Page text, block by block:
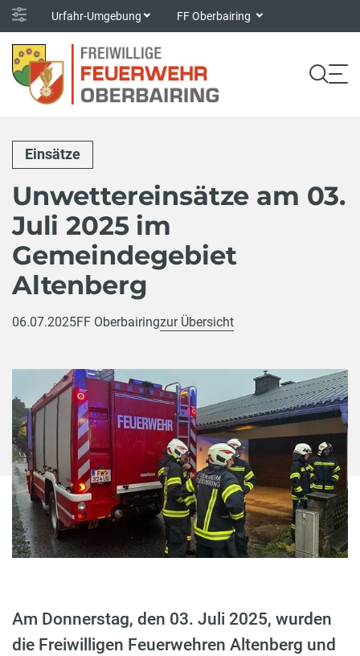
Urfahr-Umgebung FF Oberbairing
Einsätze
Unwettereinsätze am 03.
Juli 2025 im
Gemeindegebiet
Altenberg
06.07.2025FF Oberbairingzur Übersicht
Am Donnerstag, den 03. Juli 2025, wurden
die Freiwilligen Feuerwehren Altenberg und